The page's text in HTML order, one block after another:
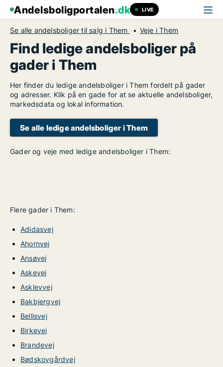
Andelsboligportalen.dk LIVE
Se alle andelsboliger til salg i Them Veje i Them
Find ledige andelsboliger på
gader i Them
Her finder du ledige andelsboliger i Them fordelt på gader
og adresser. Klik på en gade for at se aktuelle andelsboliger,
markedsdata og lokal information.
Se alle ledige andelsboliger i Them
Gader og veje med ledige andelsboliger i Them:
Flere gader i Them:
Adidasvej
Ahornvej
Ansøvej
Askevej
Asklevvej
Bakbjergvej
Bellisvej
Birkevej
Brandevej
Bødskovgårdvej